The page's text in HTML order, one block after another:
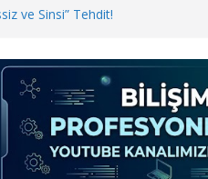
ve Sinsi” Tehdit!
Bugün BulutTahsilat’ta
Kemal Oral Tüm Sorularımızı